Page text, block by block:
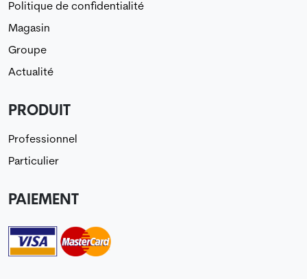
Politique de confidentialité
Magasin
Groupe
Actualité
PRODUIT
Professionnel
Particulier
PAIEMENT